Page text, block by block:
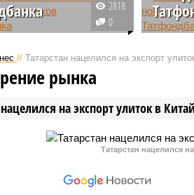
по страхованию
на которые
рухнувшего
Когда будут
2818
0
по 500
эта
// Татарстан нацелился на экспорт
нацелился на экспорт улиток в Китай
рынка
Татарстан нацелился